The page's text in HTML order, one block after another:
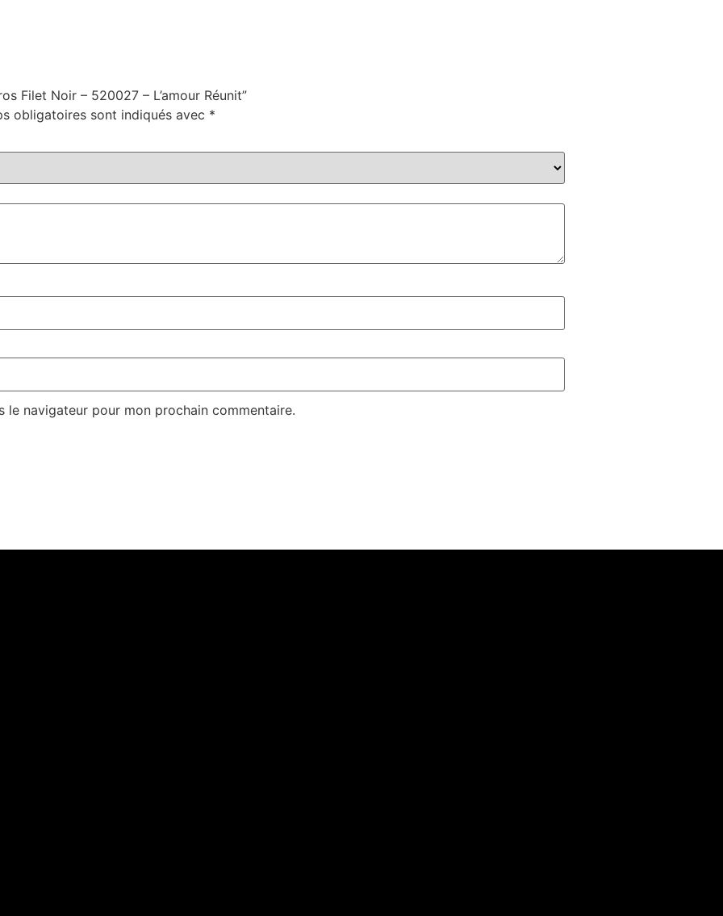
Filet Noir – 520027 – L’amour Réunit”
obligatoires sont indiqués avec *
navigateur pour mon prochain commentaire.